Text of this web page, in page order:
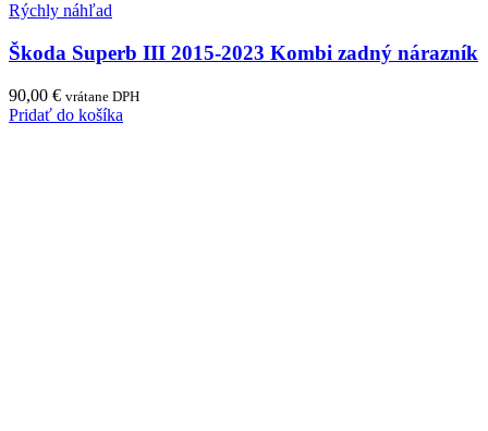
Rýchly náhľad
Škoda Superb III 2015-2023 Kombi zadný nárazník
90,00 € vrátane DPH
Pridať do košíka